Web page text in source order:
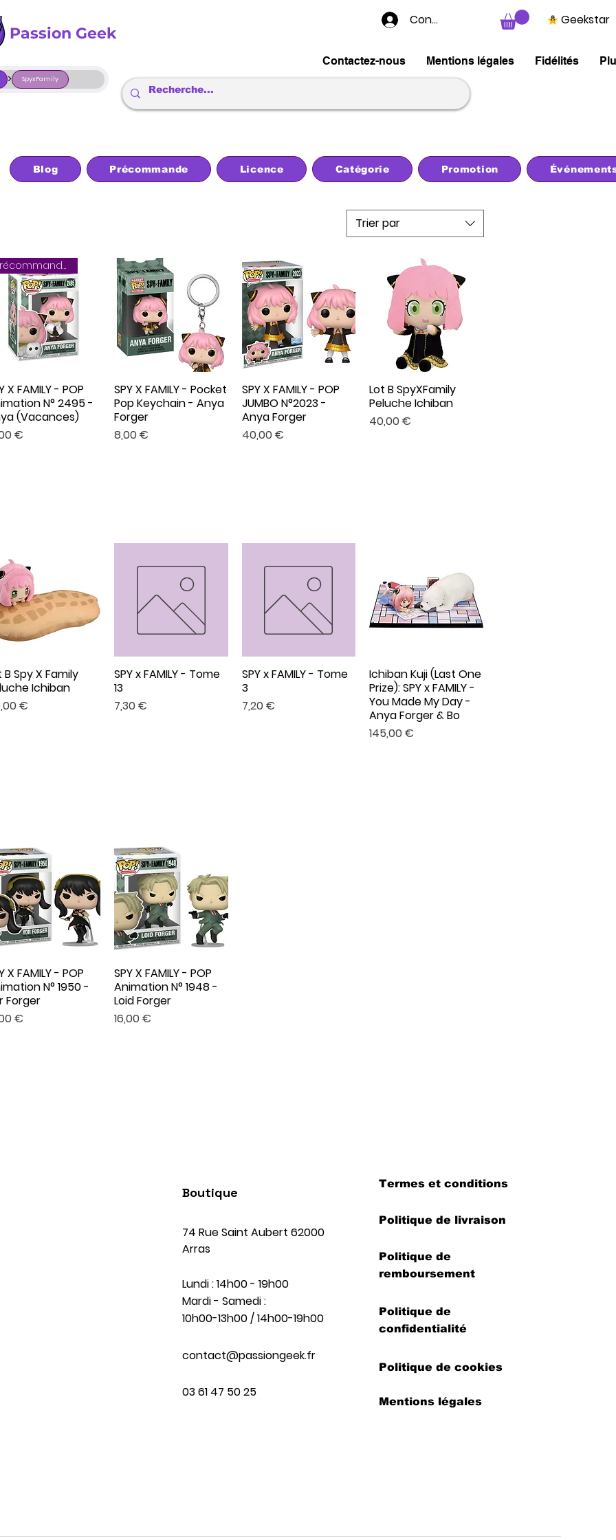
Passion Geek
> SpyxFamily
Connexion Geekstar
Contactez-nous Mentions légales Fidélités
Blog Précommande Licence Catégorie Promotion
Trier par
Aperçu rapide
Précommande
X FAMILY - POP
N° 2495 -
(Vacances)
€
Aperçu rapide
SPY X FAMILY - Pocket
Pop Keychain - Anya
Forger
Prix
8,00 €
Aperçu rapide
SPY X FAMILY - POP
JUMBO N°2023 -
Anya Forger
Prix
40,00 €
Aperçu rapide
Lot B SpyXFamily
Peluche Ichiban
Prix
40,00 €
Aperçu rapide
B Spy X Family
Ichiban
€
Aperçu rapide
SPY x FAMILY - Tome
13
Prix
7,30 €
Aperçu rapide
SPY x FAMILY - Tome
3
Prix
7,20 €
Aperçu rapide
Ichiban Kuji (Last One
Prize): SPY x FAMILY -
You Made My Day -
Anya Forger & Bo
Prix
145,00 €
Aperçu rapide
X FAMILY - POP
N° 1950 -
Forger
€
Aperçu rapide
SPY X FAMILY - POP
Animation N° 1948 -
Loid Forger
Prix
16,00 €
Boutique
74 Rue Saint Aubert 62000
Arras
Lundi : 14h00 - 19h00
Mardi - Samedi :
10h00-13h00 / 14h00-19h00
contact@passiongeek.fr
03 61 47 50 25
Termes et conditions
Politique de livraison
Politique de
remboursement
Politique de
confidentialité
Politique de cookies
Mentions légales